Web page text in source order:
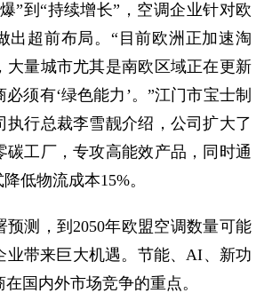
到“持续增长”，空调企业针对欧
出超前布局。“目前欧洲正加速淘
大量城市尤其是南欧区域正在更新
须有‘绿色能力’。”江门市宝士制
执行总裁李雪靓介绍，公司扩大了
碳工厂，专攻高能效产品，同时通
低物流成本15%。
测，到2050年欧盟空调数量可能
业带来巨大机遇。节能、AI、新功
国内外市场竞争的重点。